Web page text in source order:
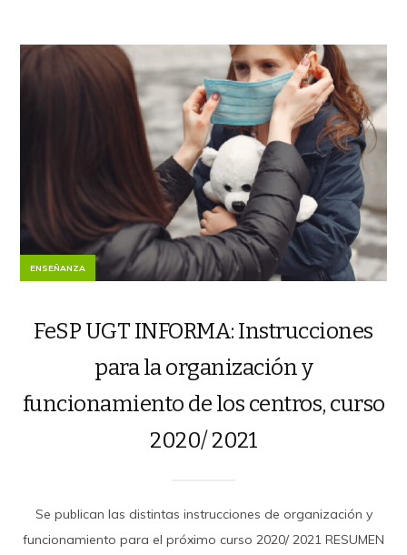
ENSEÑANZA
FeSP UGT INFORMA: Instrucciones
para la organización y
funcionamiento de los centros, curso
2020/ 2021
Se publican las distintas instrucciones de organización y
funcionamiento para el próximo curso 2020/ 2021 RESUMEN